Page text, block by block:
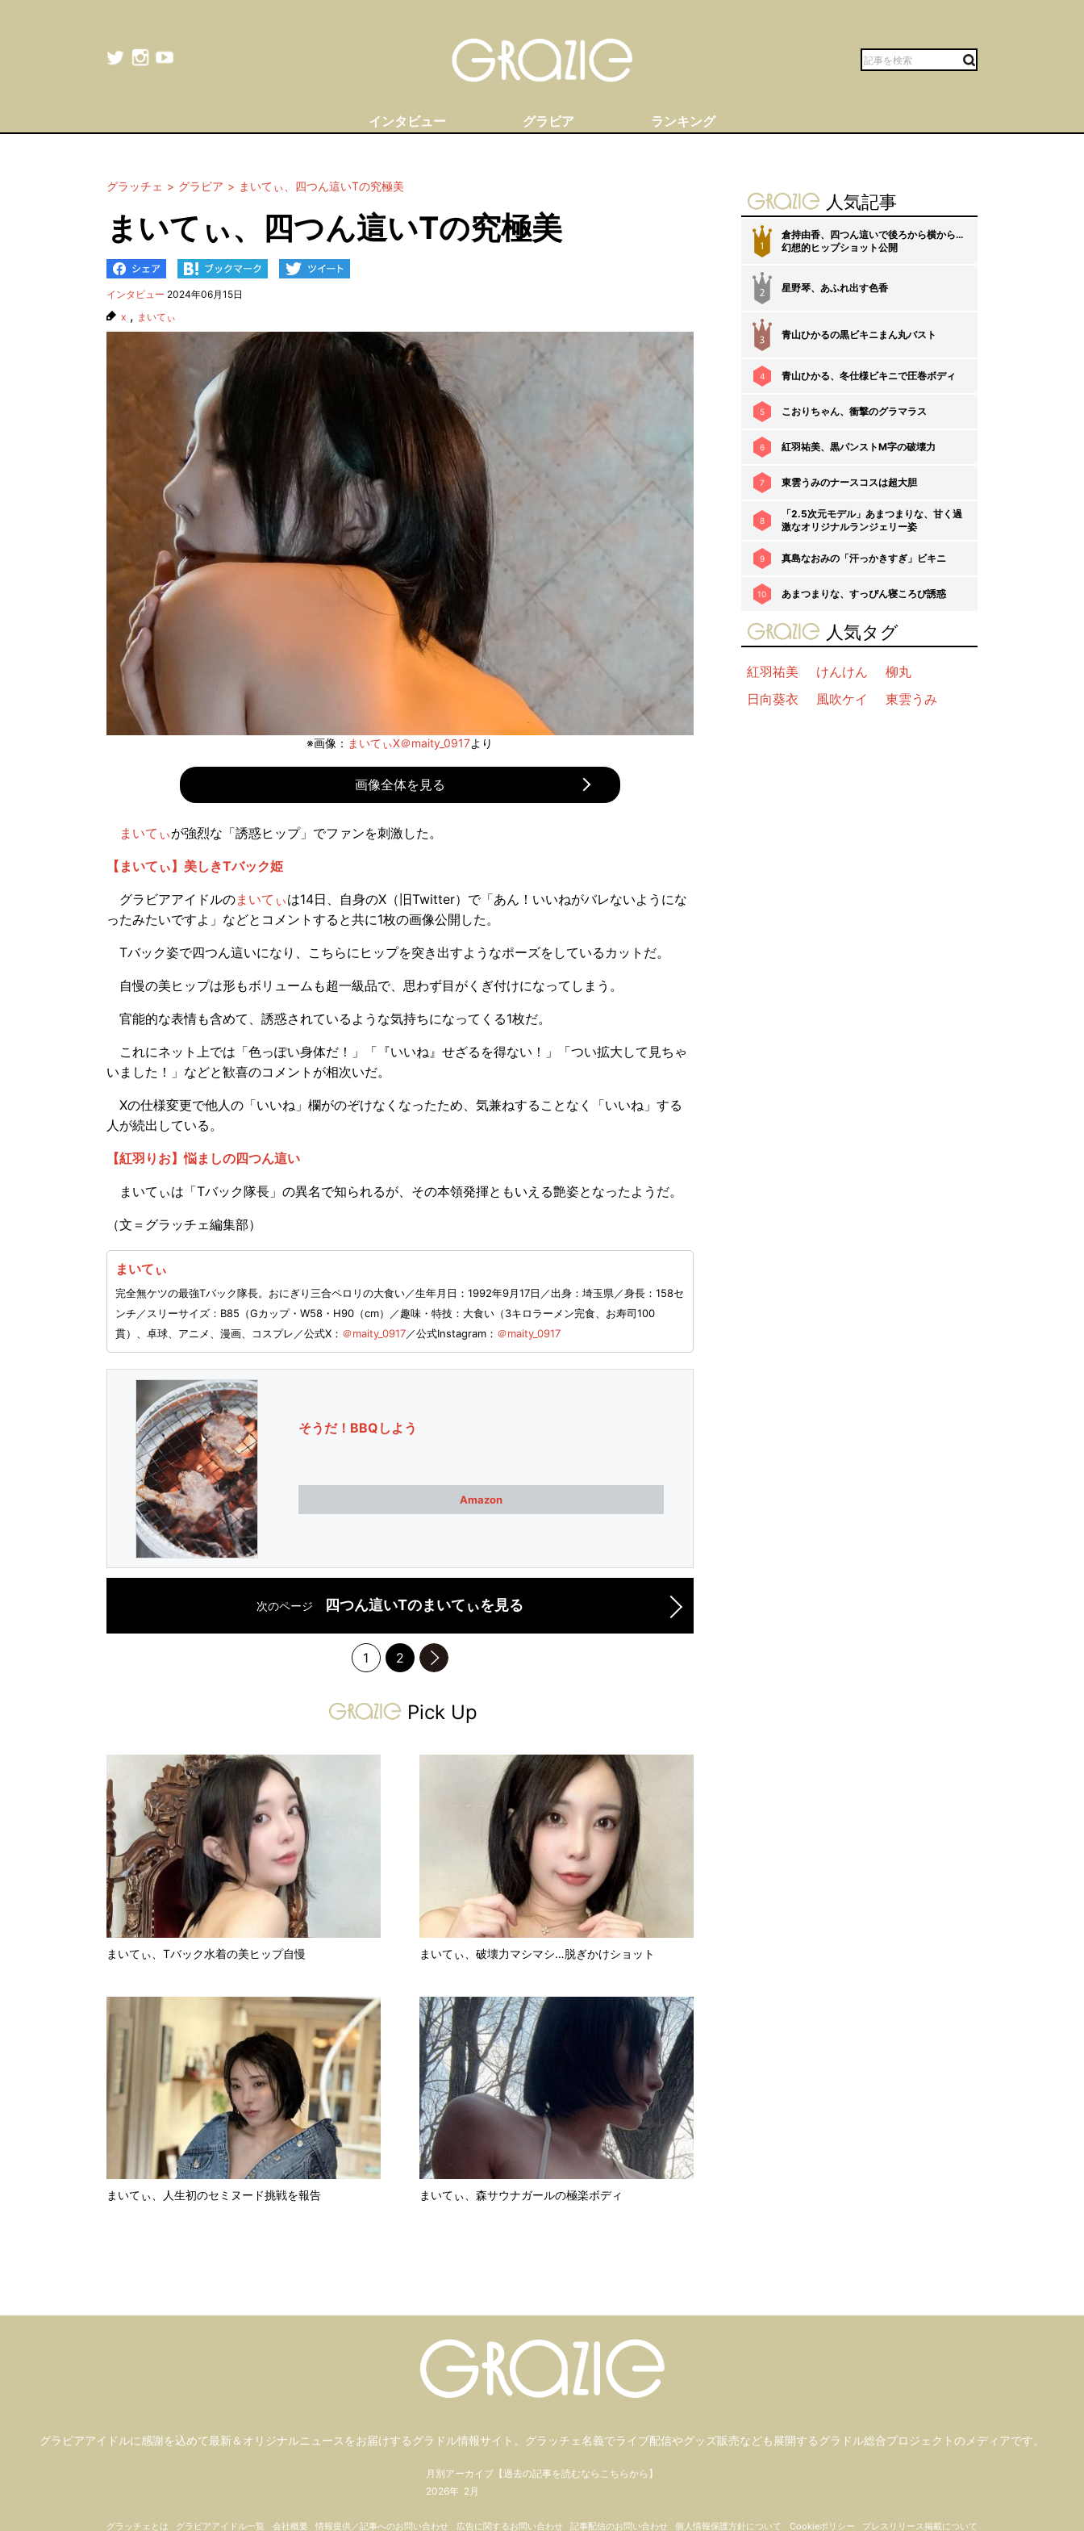
インタビュー グラビア ランキング
グラッチェ グラビア まいてぃ、四つん這いTの究極美
まいてぃ、四つん這いTの究極美
インタビュー 2024年06月15日
x , まいてぃ
※画像： まいてぃX＠maity_0917より
画像全体を見る
まいてぃが強烈な「誘惑ヒップ」でファンを刺激した。
【まいてぃ】美しきTバック姫
グラビアアイドルのまいてぃは14日、自身のX（旧Twitter）で「あん！いいねがバレないようにな
ったみたいですよ」などとコメントすると共に1枚の画像公開した。
Tバック姿で四つん這いになり、こちらにヒップを突き出すようなポーズをしているカットだ。
自慢の美ヒップは形もボリュームも超一級品で、思わず目がくぎ付けになってしまう。
官能的な表情も含めて、誘惑されているような気持ちになってくる1枚だ。
これにネット上では「色っぽい身体だ！」「『いいね』せざるを得ない！」「つい拡大して見ちゃ
いました！」などと歓喜のコメントが相次いだ。
Xの仕様変更で他人の「いいね」欄がのぞけなくなったため、気兼ねすることなく「いいね」する
人が続出している。
【紅羽りお】悩ましの四つん這い
まいてぃは「Tバック隊長」の異名で知られるが、その本領発揮ともいえる艶姿となったようだ。
（文＝グラッチェ編集部）
まいてぃ
完全無ケツの最強Tバック隊長。おにぎり三合ペロリの大食い／生年月日：1992年9月17日／出身：埼玉県／身長：158セ
ンチ／スリーサイズ：B85（Gカップ・W58・H90（cm）／趣味・特技：大食い（3キロラーメン完食、お寿司100
貫）、卓球、アニメ、漫画、コスプレ／公式X： ＠maity_0917／公式Instagram： ＠maity_0917
そうだ！BBQしよう
Amazon
次のページ 四つん這いTのまいてぃを見る
1 2
次のページへ
gravure-grazie
Pick Up
まいてぃ、Tバック水着の美ヒップ自慢 まいてぃ、破壊力マシマシ…脱ぎかけショット
まいてぃ、人生初のセミヌード挑戦を報告 まいてぃ、森サウナガールの極楽ボディ
gravure-grazie
人気記事
1
倉持由香、四つん這いで後ろから横から…
幻想的ヒップショット公開
星野琴、あふれ出す色香
青山ひかるの黒ビキニまん丸バスト
4 青山ひかる、冬仕様ビキニで圧巻ボディ
5 こおりちゃん、衝撃のグラマラス
6 紅羽祐美、黒パンストM字の破壊力
7 東雲うみのナースコスは超大胆
8
「2.5次元モデル」あまつまりな、甘く過
激なオリジナルランジェリー姿
9 真島なおみの「汗っかきすぎ」ビキニ
10 あまつまりな、すっぴん寝ころび誘惑
gravure-grazie
人気タグ
紅羽祐美 けんけん
柳丸
日向葵衣
風吹ケイ 東雲うみ
グラビアアイドルに感謝を込めて最新＆オリジナルニュースをお届けするグラドル情報サイト。 グラッチェ名義でライブ配信やグッズ販売なども展開するグラドル総合プロジェクトのメディアです。
月別アーカイブ【過去の記事を読むならこちらから】
2026年 2月
グラッチェとは グラビアアイドル一覧 会社概要 情報提供／記事へのお問い合わせ 広告に関するお問い合わせ 記事配信のお問い合わせ 個人情報保護方針について Cookieポリシー プレスリリース掲載について